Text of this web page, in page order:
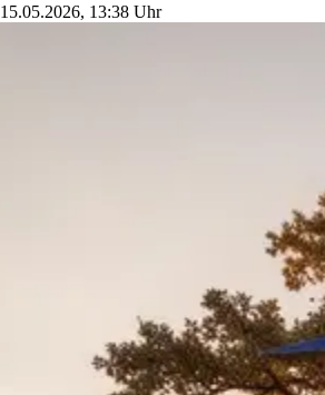
15.05.2026, 13:38 Uhr